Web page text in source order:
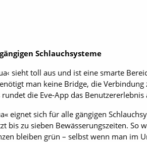
Schlauchsysteme
sieht toll aus und ist eine smarte
man keine Bridge, die
rundet die Eve-App das
eignet sich für alle gängigen
bis zu sieben Bewässerungszeiten. So
bleiben grün – selbst wenn man im